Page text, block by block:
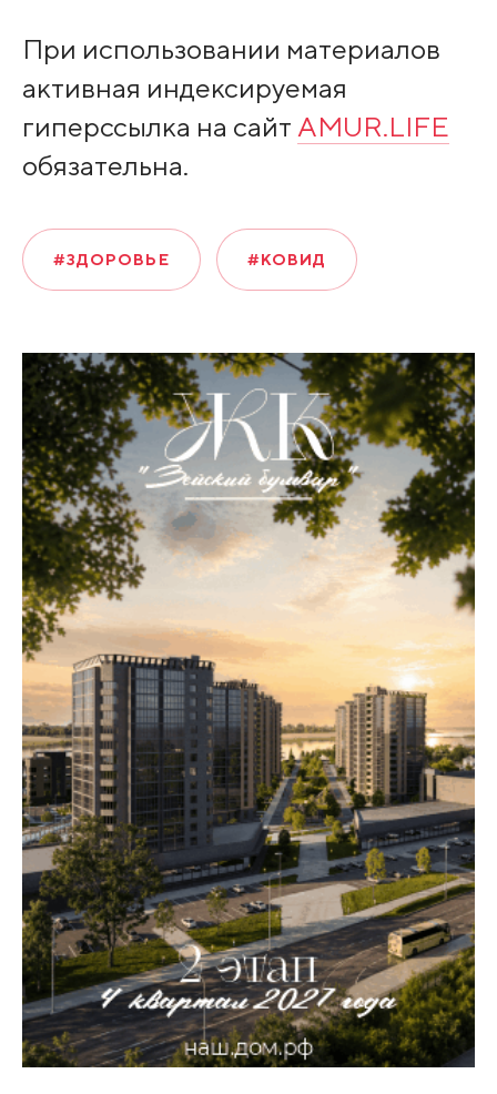
При использовании материалов
активная индексируемая
гиперссылка на сайт AMUR.LIFE
обязательна.
#ЗДОРОВЬЕ #КОВИД